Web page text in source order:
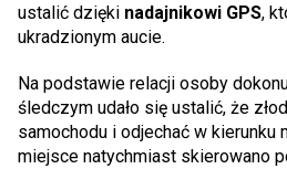
ustalić dzięki nadajnikowi GPS,
ukradzionym aucie.
Na podstawie relacji osoby
śledczym udało się ustalić, że
samochodu i odjechać w kierunku
miejsce natychmiast skierowano